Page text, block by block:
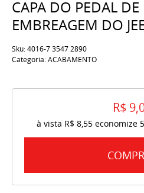
CAPA DO PEDAL DE
EMBREAGEM DO
Sku:4016-7 3547 2890
Categoria:ACABAMENTO
R$
à vista R$ 8,55economize